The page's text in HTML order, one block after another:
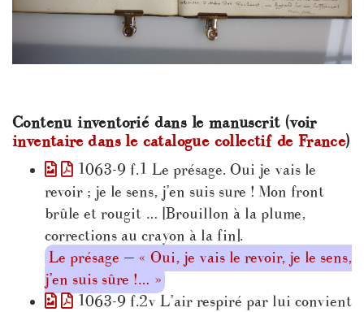
Contenu inventorié dans le manuscrit (voir
inventaire dans le catalogue collectif de France)
1063-9 f.1 Le présage. Oui je vais le
revoir ; je le sens, j’en suis sure ! Mon front
brûle et rougit … [Brouillon à la plume,
corrections au crayon à la fin].
Le présage — « Oui, je vais le revoir, je le sens,
j’en suis sûre !… »
1063-9 f.2v L’air respiré par lui convient